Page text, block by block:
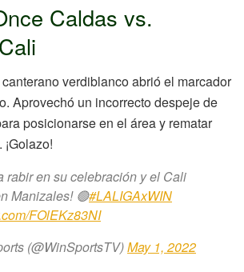
Caldas vs.
verdiblanco abrió el marcador
Aprovechó un incorrecto despeje de
posicionarse en el área y rematar
rabir en su celebración y el Cali
Manizales! 🟢#LALIGAxWIN
FOlEKz83NI
(@WinSportsTV)May 1, 2022